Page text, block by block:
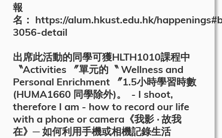
報
名： https://alum.hkust.edu.hk/
3056-detail
出席此活動的同學可獲HLTH1010課程中
〝Activities 〞單元的〝 Wellness and
Personal Enrichment 〞1.5小時學習時數
(HUMA1660 同學除外)。 - I shoot,
therefore I am - how to record our life
with a phone or camera《我影 ‧ 故我
在》─ 如何利用手機或相機記錄生活